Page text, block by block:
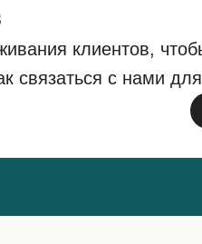
Rønne
3700 Rønne
клиентов,
связаться с нами